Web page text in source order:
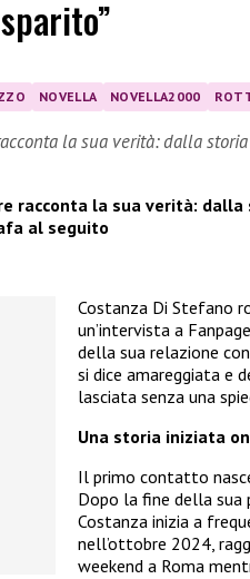
NOVELLA NOVELLA2000
la sua verità: dalla
racconta la sua verità:
al seguito
Costanza Di Stefano
un’intervista a
della sua relazione
si dice amareggiata e
lasciata senza una
Una storia iniziata
Il primo contatto
Dopo la fine della sua
Costanza inizia a
nell’ottobre 2024,
weekend a Roma